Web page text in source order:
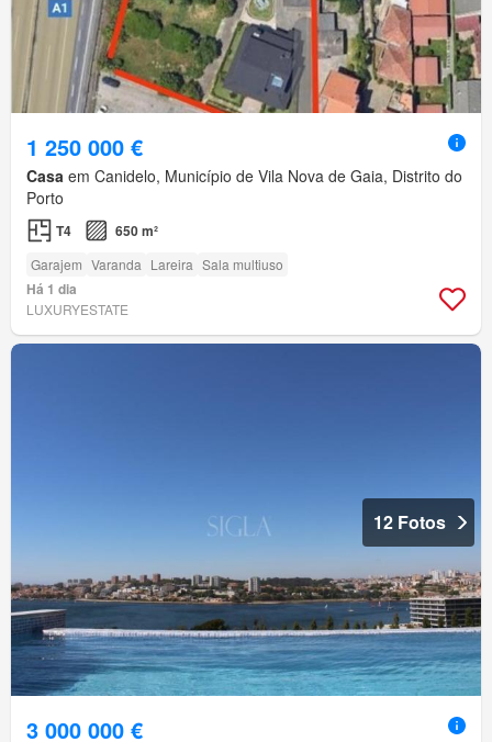
1 250 000 €
Casa em Canidelo, Município de Vila Nova de Gaia, Distrito do
Porto
T4 650 m²
Garajem Varanda Lareira Sala multiuso
Há 1 dia
LUXURYESTATE
12 Fotos
3 000 000 €